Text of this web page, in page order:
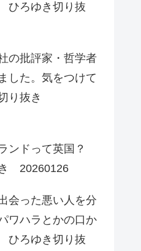
ひろゆき切り抜
の批評家・哲学者
した。気をつけて
り抜き
ンドって英国？
20260126
会った悪い人を分
ワハラとかの口か
ひろゆき切り抜